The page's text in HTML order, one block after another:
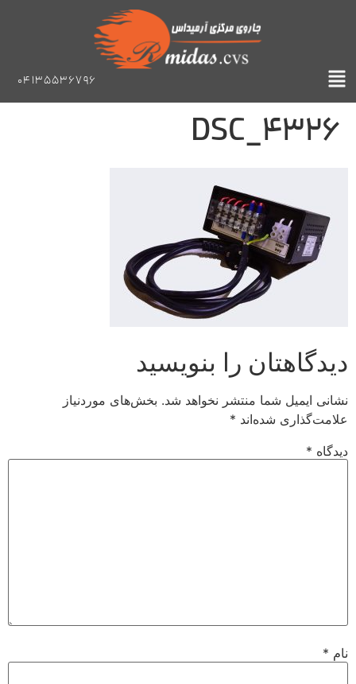
04135536796
DSC_4326
دیدگاهتان را بنویسید
نشانی ایمیل شما منتشر نخواهد شد. بخش‌های موردنیاز
علامت‌گذاری شده‌اند *
دیدگاه *
نام *